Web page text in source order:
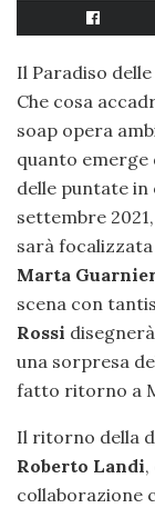
Il Paradiso
Che cosa
soap opera
quanto
delle puntate in
settembre
sarà
Marta
scena con
Rossi
una sorpresa
fatto ritorno a
Il ritorno della
Roberto Landi,
collaborazione